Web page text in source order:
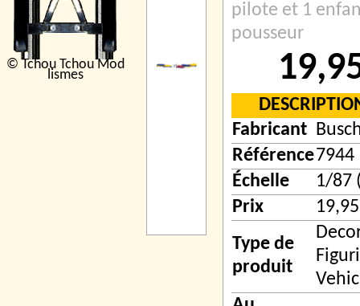
© Tchou Tchou Mod
lismes
pilote et 1
pousseur
Fabricant
Référence7944
Échelle
1/87
Prix
Type de
produit